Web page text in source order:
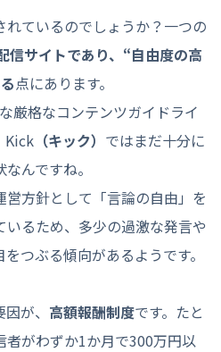
ているのでしょうか？一つの
信サイトであり、“自由度の高
点にあります。
厳格なコンテンツガイドライ
Kick （キック） ではまだ十分に
んですね。
営方針として「言論の自由」を
るため、多少の過激な発言や
つぶる傾向があるようです。
が、 高額報酬制度です。たと
者がわずか1か月で300万円以